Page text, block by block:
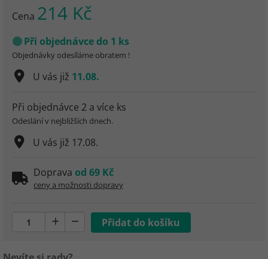
Cena 214 Kč
Při objednávce do 1 ks
Objednávky odesíláme obratem !
U vás již 11.08.
Při objednávce 2 a více ks
Odeslání v nejbližších dnech.
U vás již 17.08.
Doprava od 69 Kč
ceny a možnosti dopravy